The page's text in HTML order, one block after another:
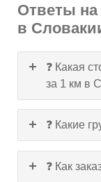
Ответы на
в
❓ Какая
за 1 км в
❓ Какие
❓ Как